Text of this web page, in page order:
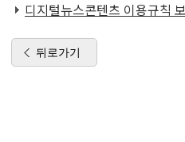
디지털뉴스콘텐츠 이용규칙
뒤로가기